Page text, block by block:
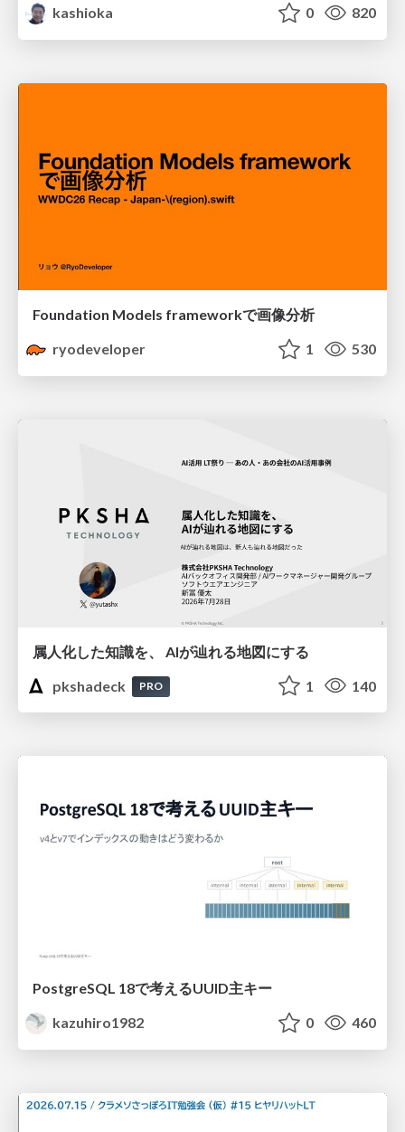
kashioka 0 820
Foundation Models frameworkで画像分析
ryodeveloper
1 530
属人化した知識を、 AIが辿れる地図にする
pkshadeck
PRO 1 140
PostgreSQL 18で考えるUUID主キー
kazuhiro1982
0 460